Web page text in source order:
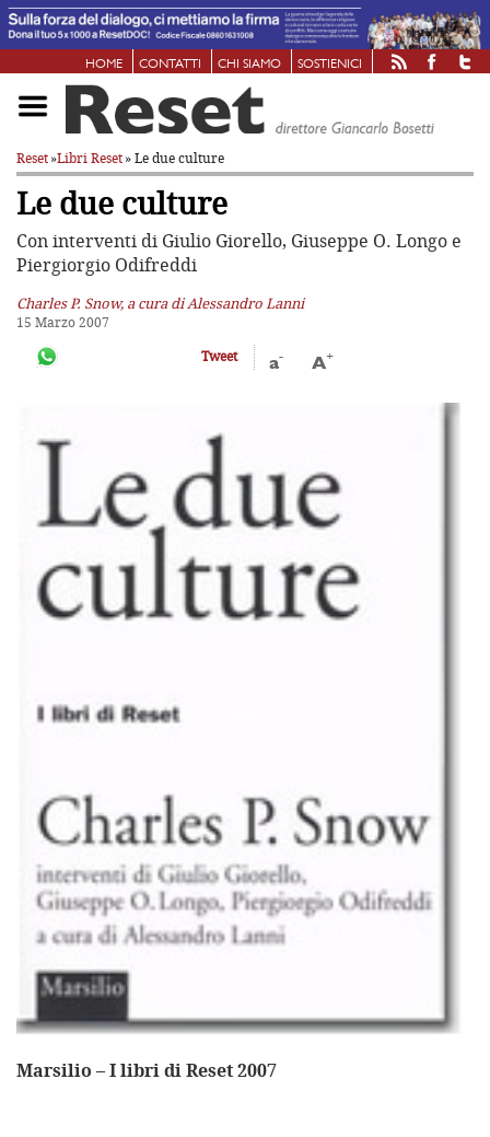
HOME CONTATTI CHI SIAMO SOSTIENICI
Reset»Libri Reset» Le due culture
Le due culture
Con interventi di Giulio Giorello, Giuseppe O. Longo e
Piergiorgio Odifreddi
Charles P. Snow, a cura di Alessandro Lanni
15 Marzo 2007
Tweet
a- A+
Marsilio – I libri di Reset 2007